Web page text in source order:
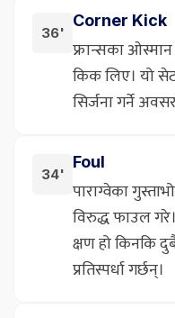
36'
Corner Kick
फ्रान्सका
किक लिए। यो
सिर्जना गर्ने
34'
Foul
पाराग्वेका
विरुद्ध फाउल
क्षण हो किनकि
प्रतिस्पर्धा गर्छन्।